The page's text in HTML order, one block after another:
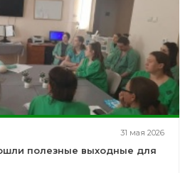
31 мая 2026
полезные выходные для